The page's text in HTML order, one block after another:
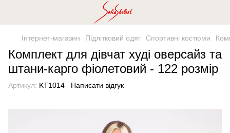
Інтернет-магазин Підлітковий одяг Спортивні костюми
Комплект для дівчат худі оверсайз та
штани-карго фіолетовий - 122 розмір
Артикул: KT1014 Написати відгук